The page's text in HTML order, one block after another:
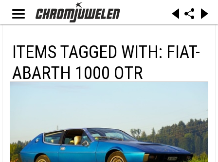
ITEMS TAGGED WITH: FIAT-
ABARTH 1000 OTR